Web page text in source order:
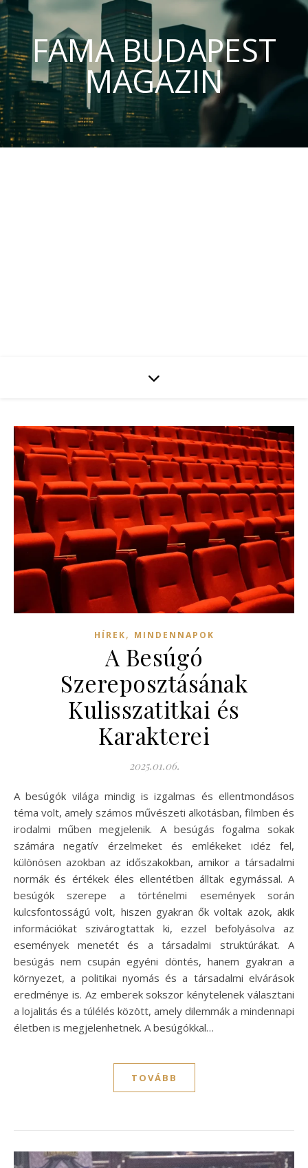
FAMA BUDAPEST
MAGAZIN
HÍREK, MINDENNAPOK
A Besúgó
Szereposztásának
Kulisszatitkai és
Karakterei
2025.01.06.
A besúgók világa mindig is izgalmas és ellentmondásos
téma volt, amely számos művészeti alkotásban, filmben és
irodalmi műben megjelenik. A besúgás fogalma sokak
számára negatív érzelmeket és emlékeket idéz fel,
különösen azokban az időszakokban, amikor a társadalmi
normák és értékek éles ellentétben álltak egymással. A
besúgók szerepe a történelmi események során
kulcsfontosságú volt, hiszen gyakran ők voltak azok, akik
információkat szivárogtattak ki, ezzel befolyásolva az
események menetét és a társadalmi struktúrákat. A
besúgás nem csupán egyéni döntés, hanem gyakran a
környezet, a politikai nyomás és a társadalmi elvárások
eredménye is. Az emberek sokszor kénytelenek választani
a lojalitás és a túlélés között, amely dilemmák a mindennapi
életben is megjelenhetnek. A besúgókkal…
TOVÁBB